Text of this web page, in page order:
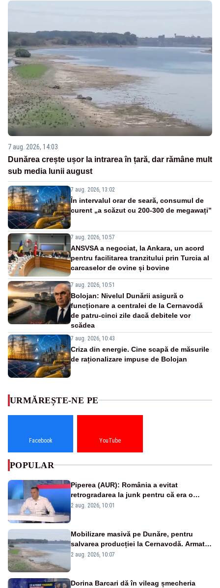
7 aug. 2026, 14:03
Dunărea crește ușor la intrarea în țară, dar rămâne mult
sub media lunii august
7 aug. 2026, 13:02
În intervalul orar de seară, consumul de
curent „a scăzut cu 200-300 de megawați”
7 aug. 2026, 10:57
ANSVSA a negociat, la Ankara, un acord
pentru facilitarea tranzitului prin Turcia al
carcaselor de ovine și bovine
7 aug. 2026, 10:51
Bolojan: Nivelul Dunării asigură o
funcționare a centralei de la Cernavodă
de patru-cinci zile dacă debitele vor
scădea
7 aug. 2026, 10:43
Criza din energie. Cine scapă de măsurile
de raționalizare impuse de Bolojan
URMĂREȘTE-NE PE
Facebook YouTube
POPULAR
Piperea (AUR): România a evitat
retrogradarea la junk pentru că era o
catastrofă pentru bănci și fondurile de
2 aug. 2026, 10:01
Mobilizare masivă pe Dunăre, pentru
salvarea producției la Cernavodă. Armata
va detona o stâncă și va devia apa
2 aug. 2026, 10:07
Dorina Barcari dă în vileag șmecheria